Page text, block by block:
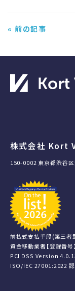
« 前の記事
株式会社 Kort
150-0002 東京都渋谷
前払式支払手段(第三者
資金移動業者【登録番
PCI DSS Version 4.0.1
ISO/IEC 27001:2022